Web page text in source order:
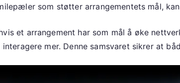
som støtter arrangementets mål,
et arrangement har som mål å øke
mer. Denne samsvaret sikrer at